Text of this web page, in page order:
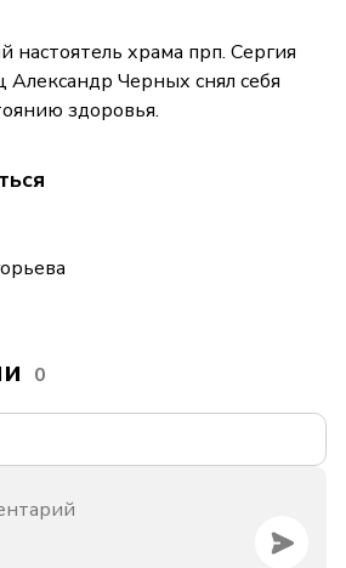
храма прп. Сергия
Александр Черных снял себя
здоровья.
0